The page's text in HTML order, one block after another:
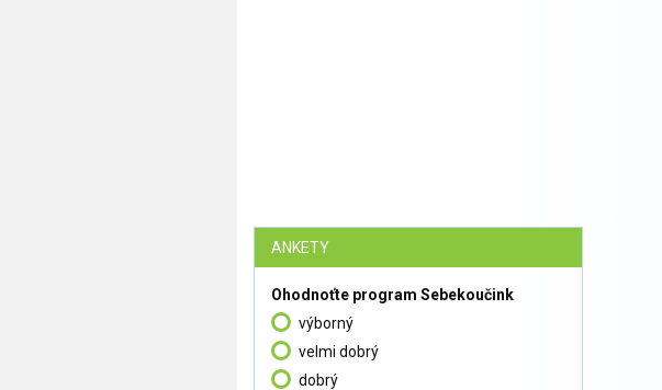
ANKETY
Ohodnoťte program Sebekoučink
výborný
velmi dobrý
dobrý